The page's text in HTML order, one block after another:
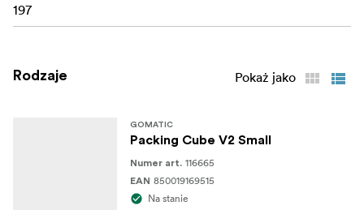
197
Rodzaje Pokaż jako
GOMATIC
Packing Cube V2 Small
Numer art. 116665
EAN 850019169515
Na stanie